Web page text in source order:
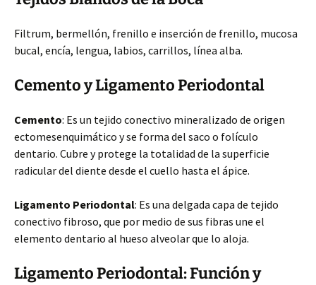
Filtrum, bermellón, frenillo e inserción de frenillo, mucosa
bucal, encía, lengua, labios, carrillos, línea alba.
Cemento y Ligamento Periodontal
Cemento: Es un tejido conectivo mineralizado de origen
ectomesenquimático y se forma del saco o folículo
dentario. Cubre y protege la totalidad de la superficie
radicular del diente desde el cuello hasta el ápice.
Ligamento Periodontal: Es una delgada capa de tejido
conectivo fibroso, que por medio de sus fibras une el
elemento dentario al hueso alveolar que lo aloja.
Ligamento Periodontal: Función y